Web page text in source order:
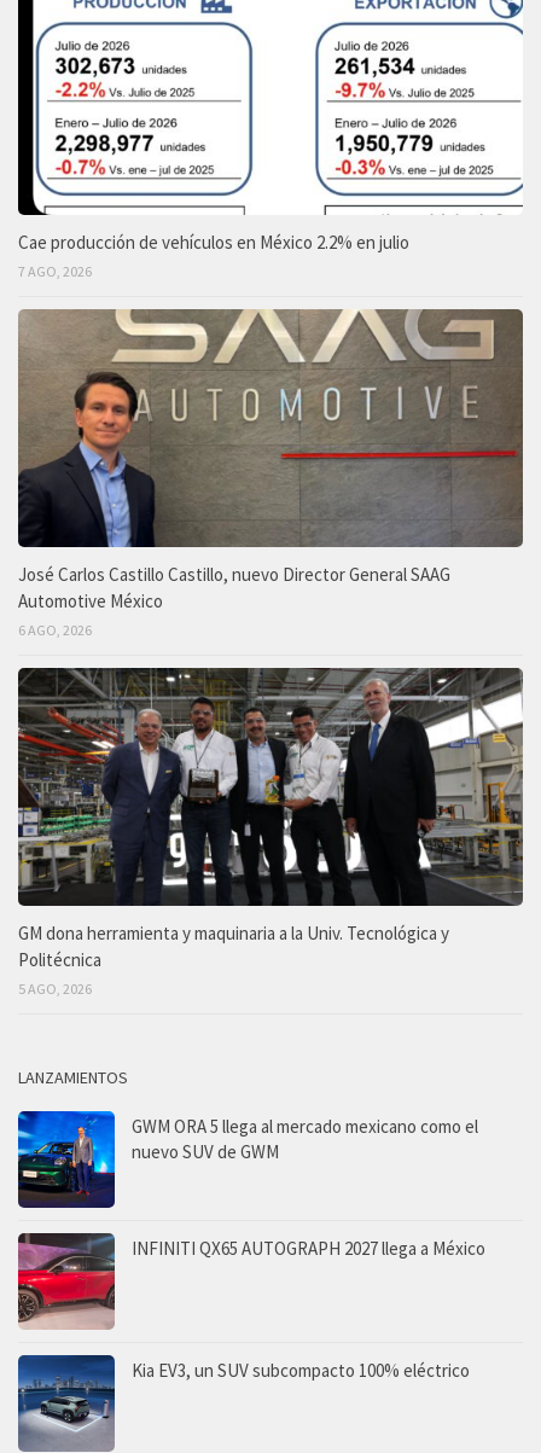
Cae producción de vehículos en México 2.2% en julio
7 AGO, 2026
José Carlos Castillo Castillo, nuevo Director General SAAG
Automotive México
6 AGO, 2026
GM dona herramienta y maquinaria a la Univ. Tecnológica y
Politécnica
5 AGO, 2026
LANZAMIENTOS
GWM ORA 5 llega al mercado mexicano como el
nuevo SUV de GWM
INFINITI QX65 AUTOGRAPH 2027 llega a México
Kia EV3, un SUV subcompacto 100% eléctrico